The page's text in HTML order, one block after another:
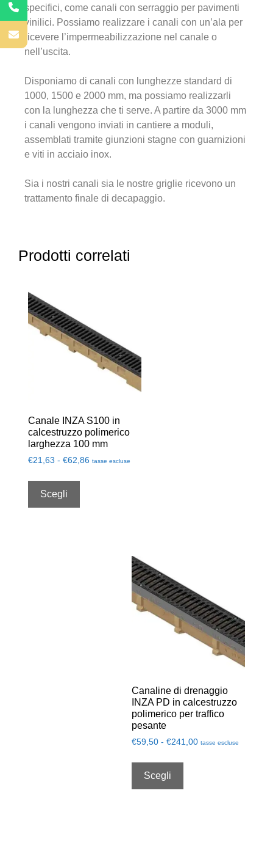
specifici, come canali con serraggio per pavimenti
vinilici. Possiamo realizzare i canali con un’ala per
ricevere l’impermeabilizzazione nel canale o
nell’uscita.
Disponiamo di canali con lunghezze standard di
1000, 1500 e 2000 mm, ma possiamo realizzarli
con la lunghezza che ti serve. A partire da 3000 mm
i canali vengono inviati in cantiere a moduli,
assemblati tramite giunzioni stagne con guarnizioni
e viti in acciaio inox.
Sia i nostri canali sia le nostre griglie ricevono un
trattamento finale di decapaggio.
Prodotti correlati
Canale INZA S100 in
calcestruzzo polimerico
larghezza 100 mm
€21,63 - €62,86 tasse escluse
Scegli
Canaline di drenaggio
INZA PD in calcestruzzo
polimerico per traffico
pesante
€59,50 - €241,00 tasse escluse
Scegli